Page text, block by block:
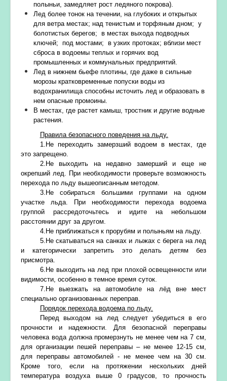
полыньи, замедляет рост ледяного покрова).
Лед более тонок на течении, на глубоких и открытых
для ветра местах; над тенистым и торфяным дном; у
болотистых берегов; в местах выхода подводных
ключей; под мостами; в узких протоках; вблизи мест
сброса в водоемы теплых и горячих вод
промышленных и коммунальных предприятий.
Лед в нижнем бьефе плотины, где даже в сильные
морозы кратковременные попуски воды из
водохранилища способны источить лед и образовать в
нем опасные промоины.
В местах, где растет камыш, тростник и другие водные
растения.
Правила безопасного поведения на льду.
1.Не переходить замерзший водоем в местах, где
это запрещено.
2.Не выходить на недавно замерший и еще не
окрепший лед. При необходимости проверьте возможность
перехода по льду вышеописанным методом.
3.Не собираться большими группами на одном
участке льда. При необходимости перехода водоема
группой рассредоточьтесь и идите на небольшом
расстоянии друг за другом.
4.Не приближаться к прорубям и полыньям на льду.
5.Не скатываться на санках и лыжах с берега на лед
и категорически запретить это делать детям без
присмотра.
6.Не выходить на лед при плохой освещенности или
видимости, особенно в темное время суток.
7.Не выезжать на автомобиле на лёд вне мест
специально организованных переправ.
Порядок перехода водоема по льду.
Перед выходом на лед следует убедиться в его
прочности и надежности. Для безопасной переправы
человека вода должна промерзнуть не менее чем на 7 см,
для организации пешей переправы – не менее 12-15 см,
для переправы автомобилей - не менее чем на 30 см.
Кроме того, если на протяжении нескольких дней
температура воздуха выше 0 градусов, то прочность